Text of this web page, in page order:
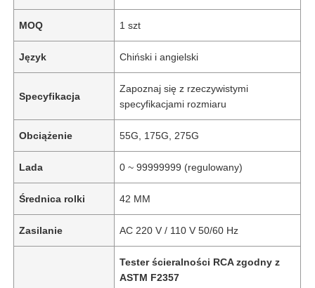
MOQ 1 szt
Język Chiński i angielski
Specyfikacja
Zapoznaj się z rzeczywistymi
specyfikacjami rozmiaru
Obciążenie 55G, 175G, 275G
Lada 0 ~ 99999999 (regulowany)
Średnica rolki 42 MM
Zasilanie AC 220 V / 110 V 50/60 Hz
Tester ścieralności RCA zgodny z
ASTM F2357